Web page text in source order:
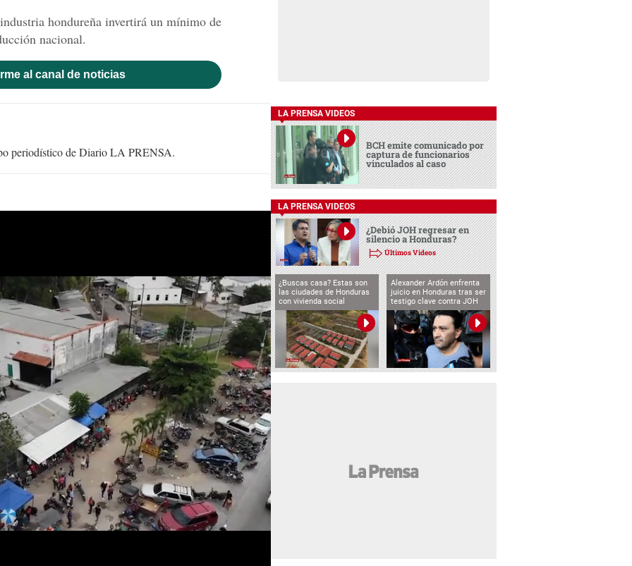
hondureña invertirá un mínimo de
nacional.
al canal de noticias
periodístico de Diario LA PRENSA.
LA PRENSA VIDEOS
BCH emite comunicado por
captura de funcionarios
vinculados al caso
LA PRENSA VIDEOS
¿Debió JOH regresar en
silencio a Honduras?
Últimos Videos
¿Buscas casa? Estas son
las ciudades de Honduras
con vivienda social
Alexander Ardón enfrenta
juicio en Honduras tras ser
testigo clave contra JOH